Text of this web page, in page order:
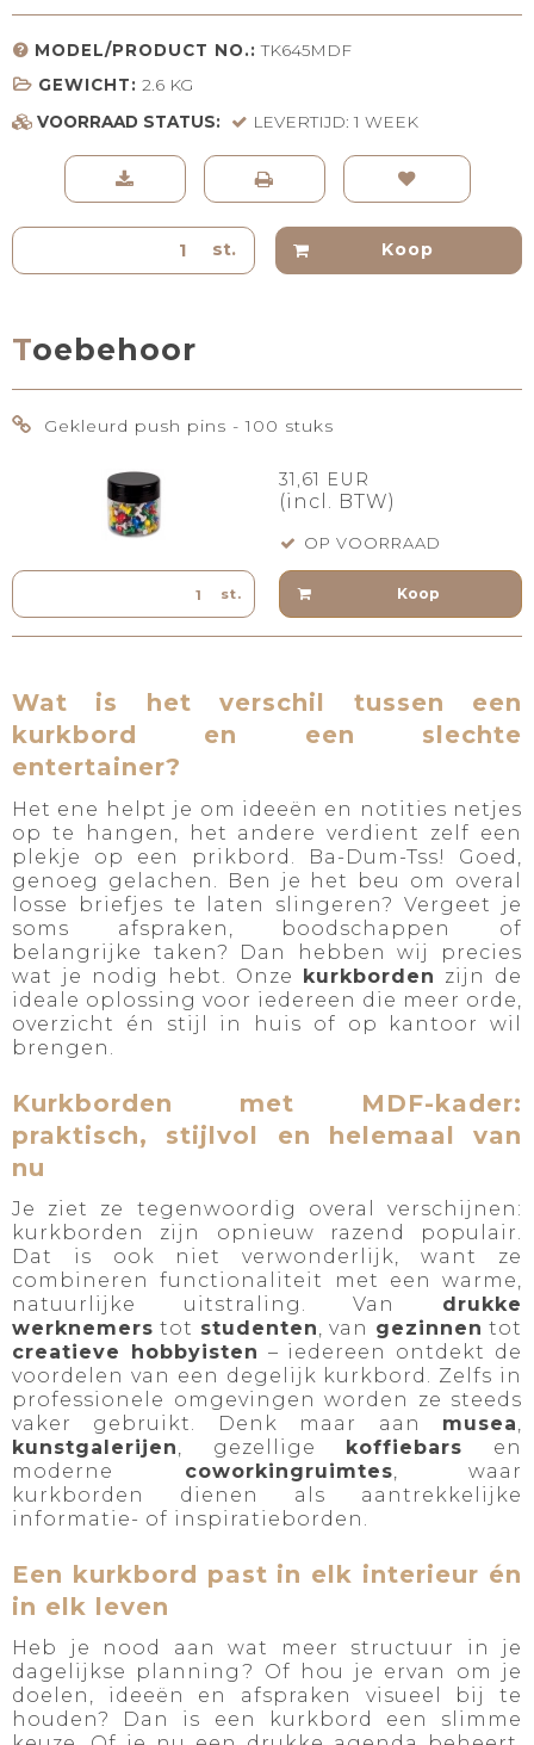
MODEL/PRODUCT NO.: TK645MDF
GEWICHT: 2.6 KG
VOORRAAD STATUS:
LEVERTIJD: 1 WEEK
st. Koop
Toebehoor
Gekleurd push pins - 100 stuks
31,61 EUR
(incl. BTW)
OP VOORRAAD
st. Koop
Wat is het verschil tussen een
kurkbord en een slechte
entertainer?
Het ene helpt je om ideeën en notities netjes
op te hangen, het andere verdient zelf een
plekje op een prikbord. Ba-Dum-Tss! Goed,
genoeg gelachen. Ben je het beu om overal
losse briefjes te laten slingeren? Vergeet je
soms afspraken, boodschappen of
belangrijke taken? Dan hebben wij precies
wat je nodig hebt. Onze kurkborden zijn de
ideale oplossing voor iedereen die meer orde,
overzicht én stijl in huis of op kantoor wil
brengen.
Kurkborden met MDF-kader:
praktisch, stijlvol en helemaal van
nu
Je ziet ze tegenwoordig overal verschijnen:
kurkborden zijn opnieuw razend populair.
Dat is ook niet verwonderlijk, want ze
combineren functionaliteit met een warme,
natuurlijke uitstraling. Van drukke
werknemers tot studenten, van gezinnen tot
creatieve hobbyisten – iedereen ontdekt de
voordelen van een degelijk kurkbord. Zelfs in
professionele omgevingen worden ze steeds
vaker gebruikt. Denk maar aan musea,
kunstgalerijen, gezellige koffiebars en
moderne coworkingruimtes, waar
kurkborden dienen als aantrekkelijke
informatie- of inspiratieborden.
Een kurkbord past in elk interieur én
in elk leven
Heb je nood aan wat meer structuur in je
dagelijkse planning? Of hou je ervan om je
doelen, ideeën en afspraken visueel bij te
houden? Dan is een kurkbord een slimme